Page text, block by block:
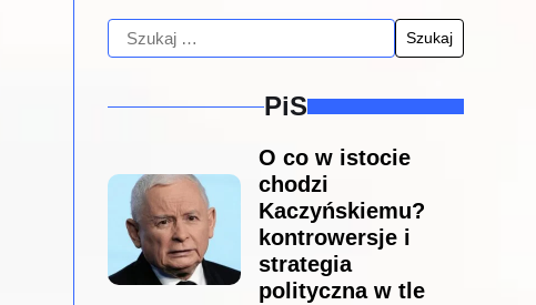
PiS
O co w istocie
chodzi
Kaczyńskiemu?
kontrowersje i
strategia
polityczna w tle